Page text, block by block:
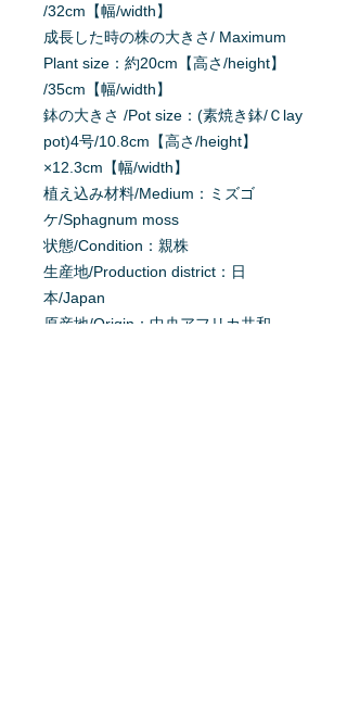
/32cm【幅/width】
成長した時の株の大きさ/ Maximum
Plant size：約20cm【高さ/height】
/35cm【幅/width】
鉢の大きさ /Pot size：(素焼き鉢/Ｃlay
pot)4号/10.8cm【高さ/height】
×12.3cm【幅/width】
植え込み材料/Medium：ミズゴ
ケ/Sphagnum moss
状態/Condition：親株
生産地/Production district：日
本/Japan
原産地/Origin：中央アフリカ共和